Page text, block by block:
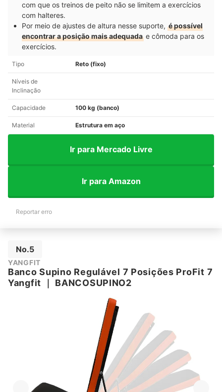
com que os treinos de peito não se limitem a exercícios
com halteres.
Por meio de ajustes de altura nesse suporte, é possível
encontrar a posição mais adequada e cômoda para os
exercícios.
Tipo Reto (fixo)
Níveis de
Inclinação
Capacidade 100 kg (banco)
Material Estrutura em aço
Ir para Mercado Livre
Ir para Amazon
Reportar erro
No.5
YANGFIT
Banco Supino Regulável 7 Posições ProFit 7
Yangfit
BANCOSUPINO2